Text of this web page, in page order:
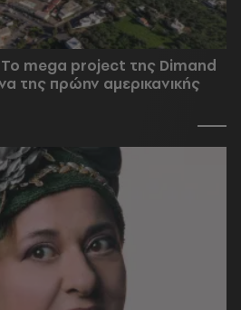
To mega project της Dimand
της πρώην αμερικανικής